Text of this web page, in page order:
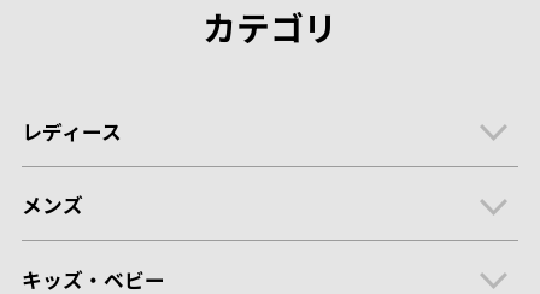
カテゴリ
レディース
メンズ
キッズ・ベビー